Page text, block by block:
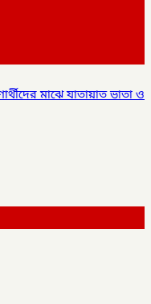
সনদপত্র বিতরণ,✦